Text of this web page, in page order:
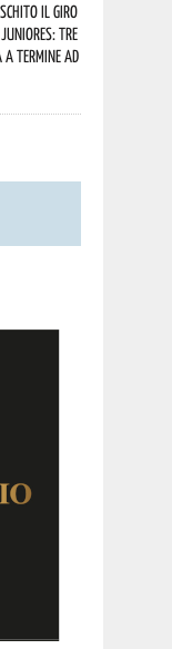
il Giro
juniores: tre
termine ad